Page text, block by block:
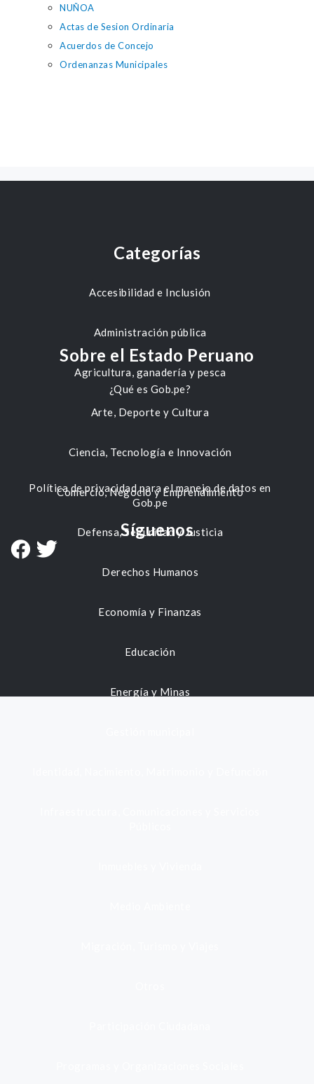
NUÑOA
Actas de Sesion Ordinaria
Acuerdos de Concejo
Ordenanzas Municipales
Categorías
Accesibilidad e Inclusión
Administración pública
Agricultura, ganadería y pesca
Arte, Deporte y Cultura
Ciencia, Tecnología e Innovación
Comercio, Negocio y Emprendimiento
Defensa, Seguridad y Justicia
Derechos Humanos
Economía y Finanzas
Educación
Energía y Minas
Sobre el Estado Peruano
¿Qué es Gob.pe?
Política de privacidad para el manejo de datos en
Gob.pe
Síguenos